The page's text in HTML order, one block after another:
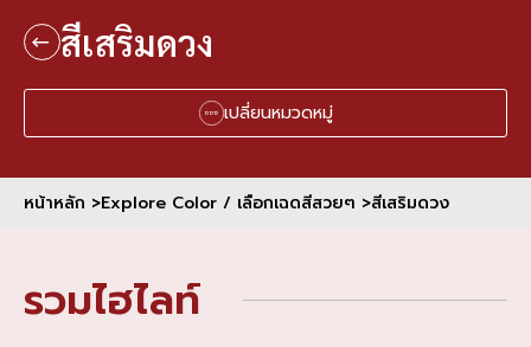
สีเสริมดวง
เปลี่ยนหมวดหมู่
หน้าหลัก >Explore Color / เลือกเฉดสีสวยๆ >สีเสริมดวง
รวมไฮไลท์